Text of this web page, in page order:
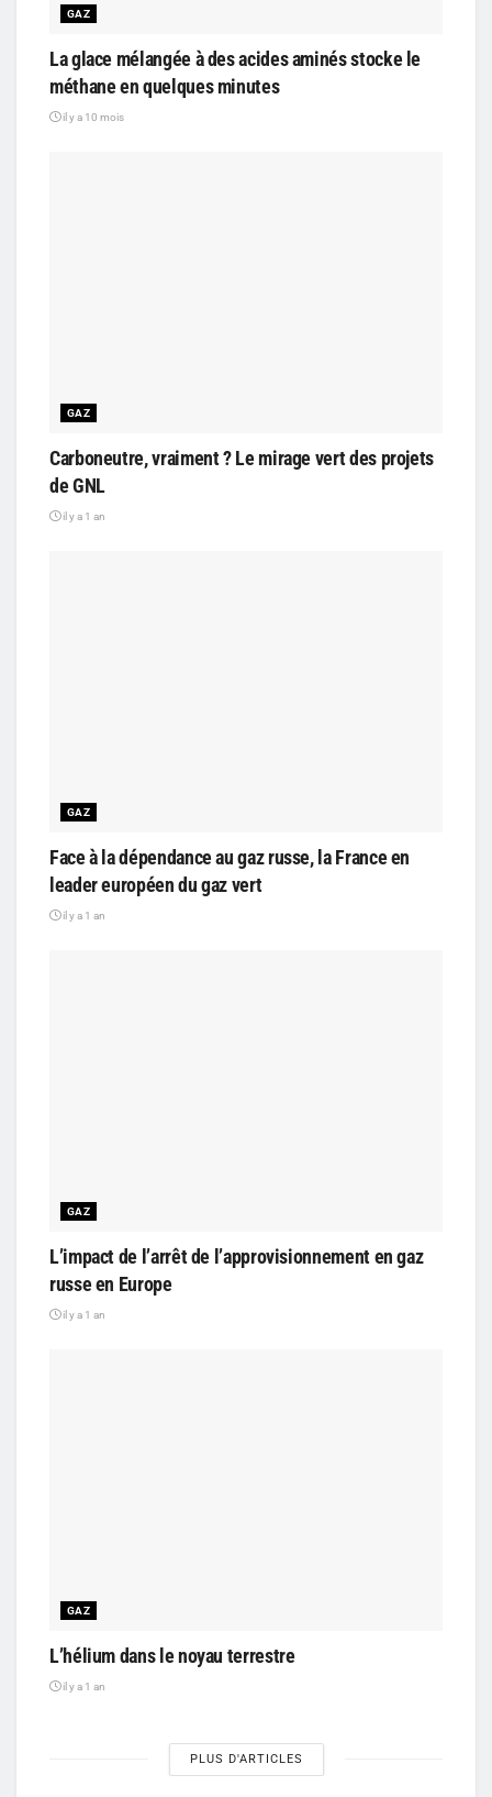
GAZ
La glace mélangée à des acides aminés stocke le
méthane en quelques minutes
il y a 10 mois
GAZ
Carboneutre, vraiment ? Le mirage vert des projets
de GNL
il y a 1 an
GAZ
Face à la dépendance au gaz russe, la France en
leader européen du gaz vert
il y a 1 an
GAZ
L’impact de l’arrêt de l’approvisionnement en gaz
russe en Europe
il y a 1 an
GAZ
L’hélium dans le noyau terrestre
il y a 1 an
PLUS D'ARTICLES